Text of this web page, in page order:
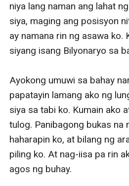
niya lang naman ang lahat
siya, maging ang posisyon
ay namana rin ng asawa ko.
siyang isang Bilyonaryo sa
Ayokong umuwi sa bahay
papatayin lamang ako ng
siya sa tabi ko. Kumain ako
tulog. Panibagong bukas na
haharapin ko, at bilang ng
piling ko. At nag-iisa pa rin
agos ng buhay.